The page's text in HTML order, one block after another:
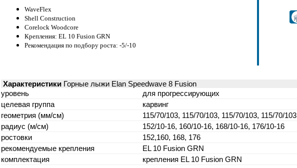
WaveFlex
Shell Construction
Corelock Woodcore
Крепления: EL 10 Fusion GRN
Рекомендация по подбору роста: -5/-10
Характеристики Горные лыжи Elan Speedwave 8 Fusion
уровень
для прогрессирующих
целевая группа
карвинг
геометрия (мм/см)
115/70/103, 115/70/103, 115/70/103, 115/70/103
радиус (м/см)
152/10-16, 160/10-16, 168/10-16, 176/10-16
ростовки
152,160, 168, 176
рекомендуемые крепления
EL 10 Fusion GRN
комплектация
крепления EL 10 Fusion GRN